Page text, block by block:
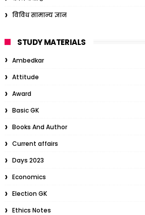
विविध सामान्य ज्ञान
STUDY MATERIALS
Ambedkar
Attitude
Award
Basic GK
Books And Author
Current affairs
Days 2023
Economics
Election GK
Ethics Notes